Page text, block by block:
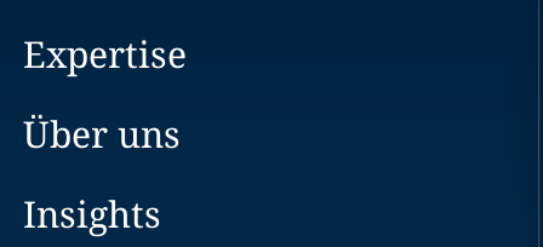
Expertise
Über uns
Insights